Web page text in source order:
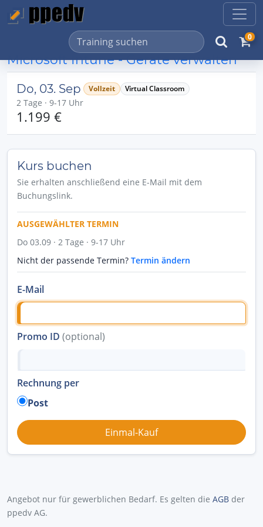
0
Microsoft Intune - Geräte verwalten
Do, 03. Sep Vollzeit Virtual Classroom
2 Tage · 9-17 Uhr
1.199 €
Kurs buchen
Sie erhalten anschließend eine E-Mail mit dem
Buchungslink.
AUSGEWÄHLTER TERMIN
Do 03.09 · 2 Tage · 9-17 Uhr
Nicht der passende Termin? Termin ändern
E-Mail
Promo ID (optional)
Rechnung per
Post
Angebot nur für gewerblichen Bedarf. Es gelten die AGB der
ppedv AG.